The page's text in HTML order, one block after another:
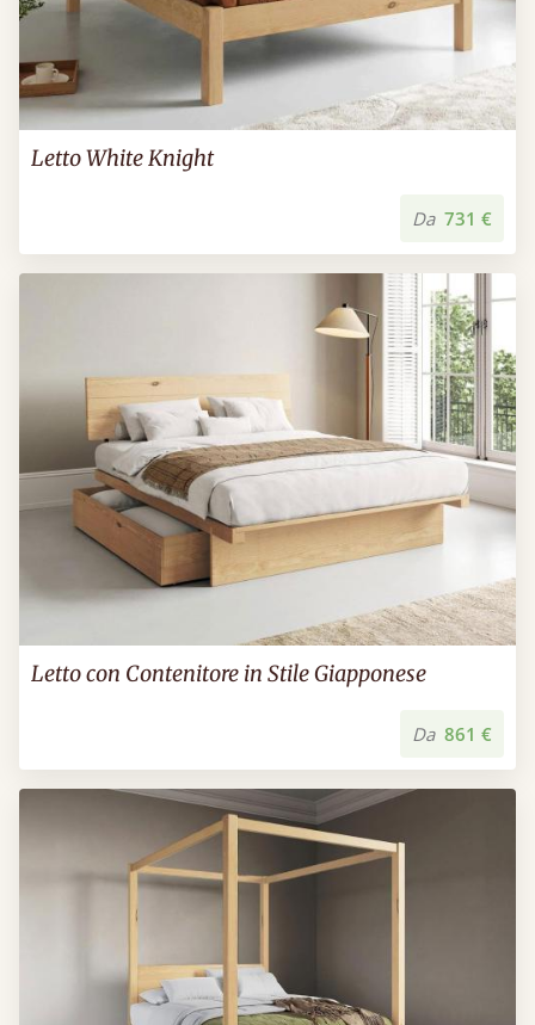
Letto White Knight
Da 731 €
Letto con Contenitore in Stile Giapponese
Da 861 €